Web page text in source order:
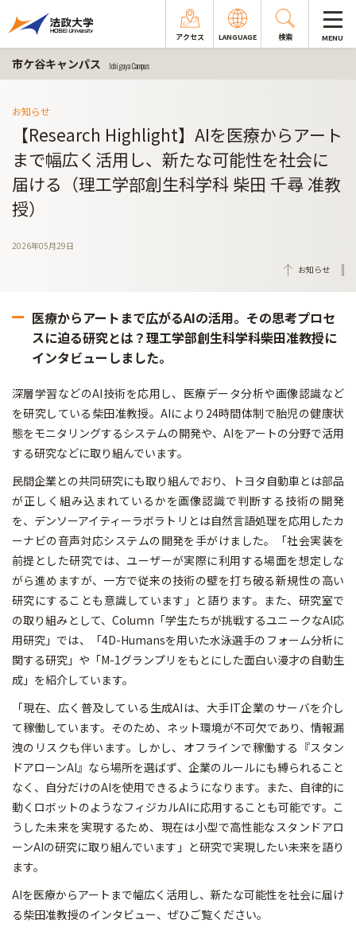
アクセス LANGUAGE 検索 MENU
市ケ谷キャンパス Ichigaya Campus
お知らせ
【Research Highlight】AIを医療からアート
まで幅広く活用し、新たな可能性を社会に
届ける（理工学部創生科学科 柴田 千尋 准教
授）
2026年05月29日
お知らせ
医療からアートまで広がるAIの活用。その思考プロセ
スに迫る研究とは？理工学部創生科学科柴田准教授に
インタビューしました。
深層学習などのAI技術を応用し、医療データ分析や画像認識など
を研究している柴田准教授。AIにより24時間体制で胎児の健康状
態をモニタリングするシステムの開発や、AIをアートの分野で活用
する研究などに取り組んでいます。
民間企業との共同研究にも取り組んでおり、トヨタ自動車とは部品
が正しく組み込まれているかを画像認識で判断する技術の開発
を、デンソーアイティーラボラトリとは自然言語処理を応用したカ
ーナビの音声対応システムの開発を手がけました。「社会実装を
前提とした研究では、ユーザーが実際に利用する場面を想定しな
がら進めますが、一方で従来の技術の壁を打ち破る新規性の高い
研究にすることも意識しています」と語ります。また、研究室で
の取り組みとして、Column「学生たちが挑戦するユニークなAI応
用研究」では、「4D-Humansを用いた水泳選手のフォーム分析に
関する研究」や「M-1グランプリをもとにした面白い漫才の自動生
成」を紹介しています。
「現在、広く普及している生成AIは、大手IT企業のサーバを介し
て稼働しています。そのため、ネット環境が不可欠であり、情報漏
洩のリスクも伴います。しかし、オフラインで稼働する『スタン
ドアローンAI』なら場所を選ばず、企業のルールにも縛られること
なく、自分だけのAIを使用できるようになります。また、自律的に
動くロボットのようなフィジカルAIに応用することも可能です。こ
うした未来を実現するため、現在は小型で高性能なスタンドアロ
ーンAIの研究に取り組んでいます」と研究で実現したい未来を語り
ます。
AIを医療からアートまで幅広く活用し、新たな可能性を社会に届け
る柴田准教授のインタビュー、ぜひご覧ください。